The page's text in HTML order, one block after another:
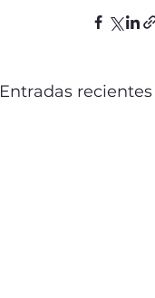
Entradas recientes